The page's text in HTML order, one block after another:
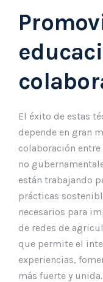
El éxito de estas
depende en gran
colaboración
no
están trabajando
prácticas
necesarios para
de redes de
que permite el
experiencias,
más fuerte y unida.